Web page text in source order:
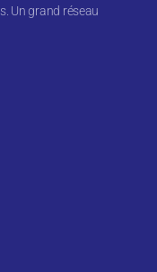
Un grand réseau